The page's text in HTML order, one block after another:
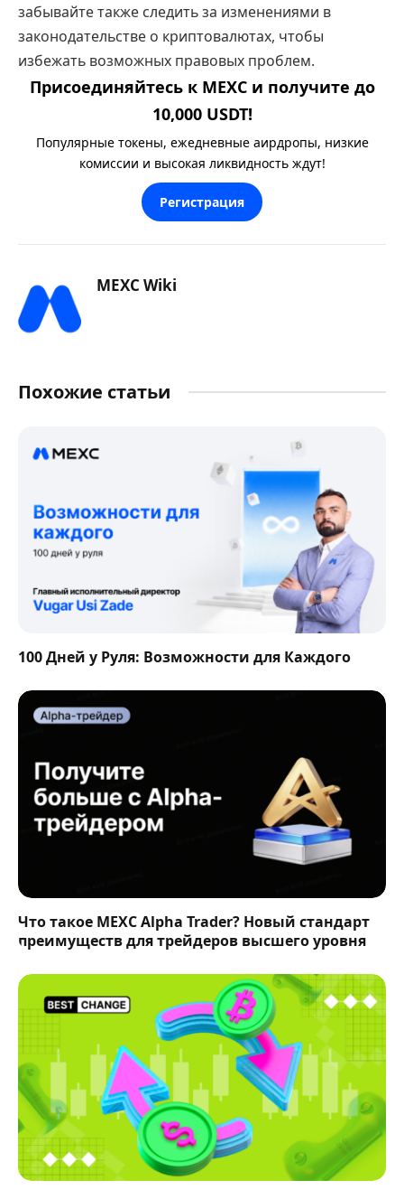
забывайте также следить за изменениями в
законодательстве о криптовалютах, чтобы
избежать возможных правовых проблем.
Присоединяйтесь к MEXC и получите до
10,000 USDT!
Популярные токены, ежедневные аирдропы, низкие
комиссии и высокая ликвидность ждут!
Регистрация
MEXC Wiki
Похожие статьи
100 Дней у Руля: Возможности для Каждого
Что такое MEXC Alpha Trader? Новый стандарт
преимуществ для трейдеров высшего уровня